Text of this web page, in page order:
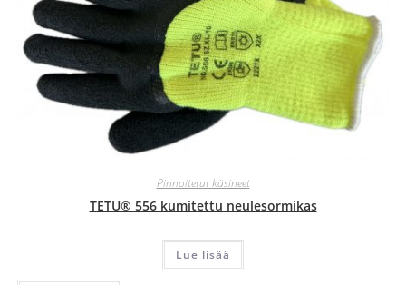
Pinnoitetut käsineet
TETU® 556 kumitettu neulesormikas
Lue lisää